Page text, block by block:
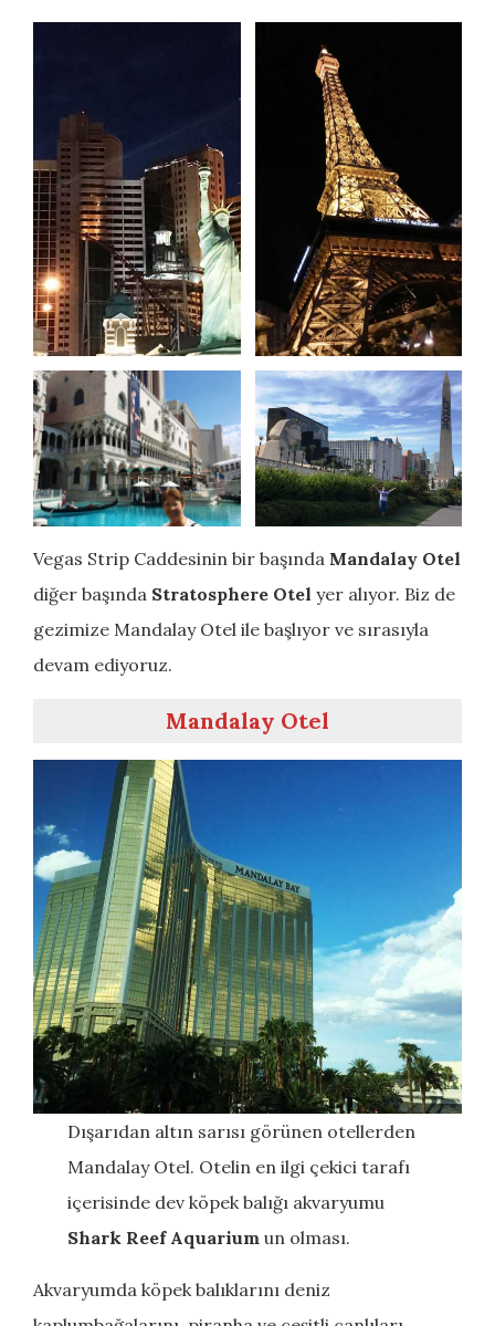
Vegas Strip Caddesinin bir başında Mandalay Otel
diğer başında Stratosphere Otel yer alıyor. Biz de
gezimize Mandalay Otel ile başlıyor ve sırasıyla
devam ediyoruz.
Mandalay Otel
Dışarıdan altın sarısı görünen otellerden
Mandalay Otel. Otelin en ilgi çekici tarafı
içerisinde dev köpek balığı akvaryumu
Shark Reef Aquariumun olması.
Akvaryumda köpek balıklarını deniz